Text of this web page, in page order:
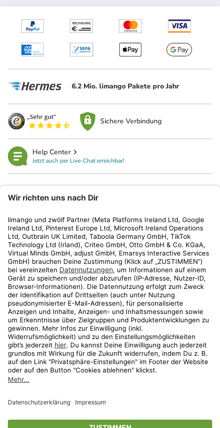
6.2 Mio. limango Pakete pro Jahr
Sichere Verbindung
Help Center
Jetzt auch per Live-Chat erreichbar!
Kundenservice
Shop
Aktionen
Travel